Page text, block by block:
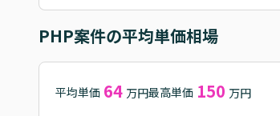
PHP案件の平均単価相場
平均単価 64 万円最高単価 150 万円